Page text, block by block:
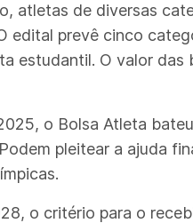
atletas de diversas
edital prevê cinco
estudantil. O valor das
o Bolsa Atleta
pleitear a ajuda
o critério para o